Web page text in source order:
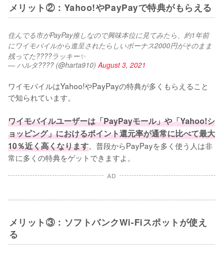
メリット②：Yahoo!やPayPayで特典がもらえる
住んでる市がPayPay推しなので興味本位に見てみたら、約1年前
にワイモバイルから進呈されたらしいボーナス2000円がそのまま
残ってた????ラッキー✨
— ハルタ???? (@harta910)August 3, 2021
ワイモバイルはYahoo!やPayPayの特典が多くもらえること
で知られています。
ワイモバイルユーザーは「PayPayモール」や「Yahoo!シ
ョッピング」におけるポイント還元率が通常に比べて最大
10％近く高くなります。普段からPayPayを多く使う人は非
常に多くの特典をゲットできますよ。
AD
メリット③：ソフトバンクWi-Fiスポットが使え
る